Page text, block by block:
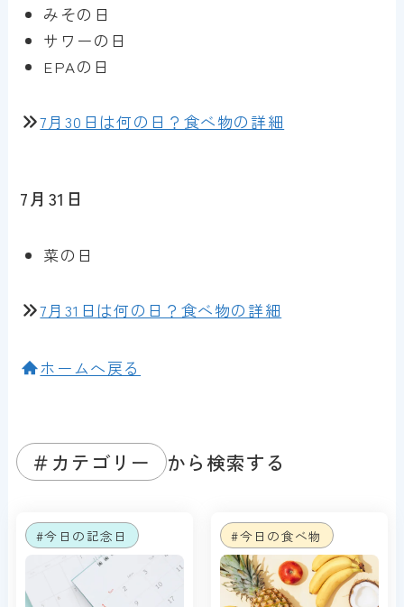
みその日
サワーの日
EPAの日
7月30日は何の日？食べ物の詳細
7月31日
菜の日
7月31日は何の日？食べ物の詳細
ホームへ戻る
＃カテゴリー から検索する
#今日の記念日 #今日の食べ物